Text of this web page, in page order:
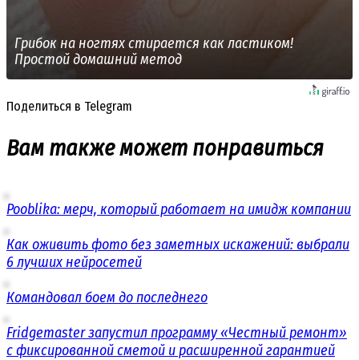
Грибок на ногтях стирается как ластиком!
Простой домашний метод
Поделиться в Telegram
Вам также может понравиться
Pooblika: мерч, который работает на имидж компании
Как оживить фото без заметных искажений: выбрали
6 лучших нейросетей
Командовал боем до последнего
Fridgemaster запустил программу «Честный ремонт»
с фиксированной сметой и расширенной гарантией